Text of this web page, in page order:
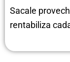
Sacale
rentabiliza